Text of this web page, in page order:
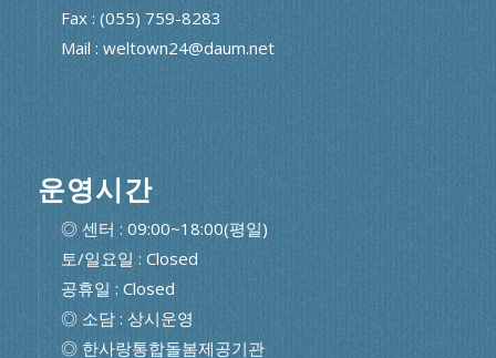
Fax : (055) 759-8283
Mail : weltown24@daum.net
운영시간
◎ 센터 : 09:00~18:00(평일)
토/일요일 : Closed
공휴일 : Closed
◎ 소담 : 상시운영
◎ 한사랑통합돌봄제공기관